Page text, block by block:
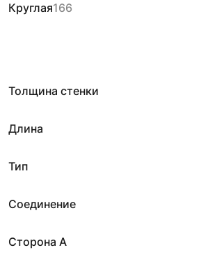
Круглая166
Толщина стенки
Длина
Тип
Соединение
Сторона A